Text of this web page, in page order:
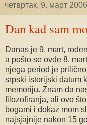
четвртак, 9. март
Dan kad sam
Danas je 9. mart,
a pošto se ovde 8.
njega period je
srpski istorijski datum
memoriju. Znam da
filozofiranja, ali ovo
bogami i dokaz mom
najsjajnije nakon 15